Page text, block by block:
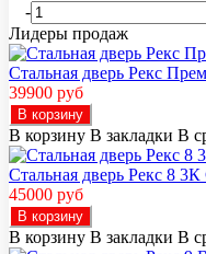
-
Лидеры продаж
Стальная дверь Рекс
39900 руб
В корзину
В корзину В закладки В
Стальная дверь Рекс 8
45000 руб
В корзину
В корзину В закладки В